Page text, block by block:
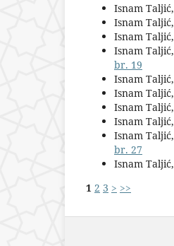
Isnam Taljić,
Isnam Taljić,
Isnam Taljić,
Isnam Taljić,
br. 19
Isnam Taljić,
Isnam Taljić,
Isnam Taljić,
Isnam Taljić,
Isnam Taljić,
br. 27
Isnam Taljić,
1 2 3 > >>